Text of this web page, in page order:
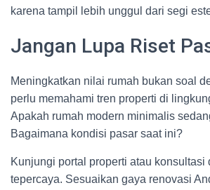
karena tampil lebih unggul dari segi
Jangan Lupa Riset
Meningkatkan nilai rumah bukan soal
perlu memahami tren properti di
Apakah rumah modern minimalis
Bagaimana kondisi pasar saat ini?
Kunjungi portal properti atau konsultasi
tepercaya. Sesuaikan gaya renovasi